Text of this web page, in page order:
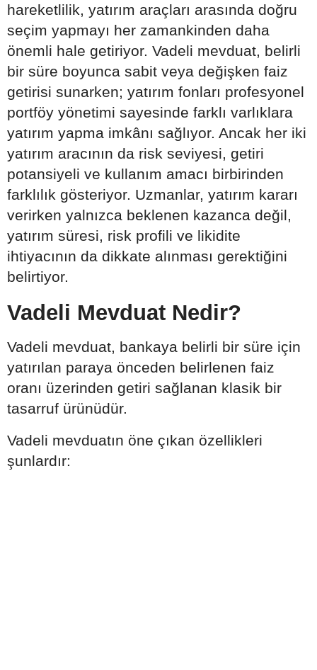
hareketlilik, yatırım araçları arasında doğru
seçim yapmayı her zamankinden daha
önemli hale getiriyor. Vadeli mevduat, belirli
bir süre boyunca sabit veya değişken faiz
getirisi sunarken; yatırım fonları profesyonel
portföy yönetimi sayesinde farklı varlıklara
yatırım yapma imkânı sağlıyor. Ancak her iki
yatırım aracının da risk seviyesi, getiri
potansiyeli ve kullanım amacı birbirinden
farklılık gösteriyor. Uzmanlar, yatırım kararı
verirken yalnızca beklenen kazanca değil,
yatırım süresi, risk profili ve likidite
ihtiyacının da dikkate alınması gerektiğini
belirtiyor.
Vadeli Mevduat Nedir?
Vadeli mevduat, bankaya belirli bir süre için
yatırılan paraya önceden belirlenen faiz
oranı üzerinden getiri sağlanan klasik bir
tasarruf ürünüdür.
Vadeli mevduatın öne çıkan özellikleri
şunlardır: